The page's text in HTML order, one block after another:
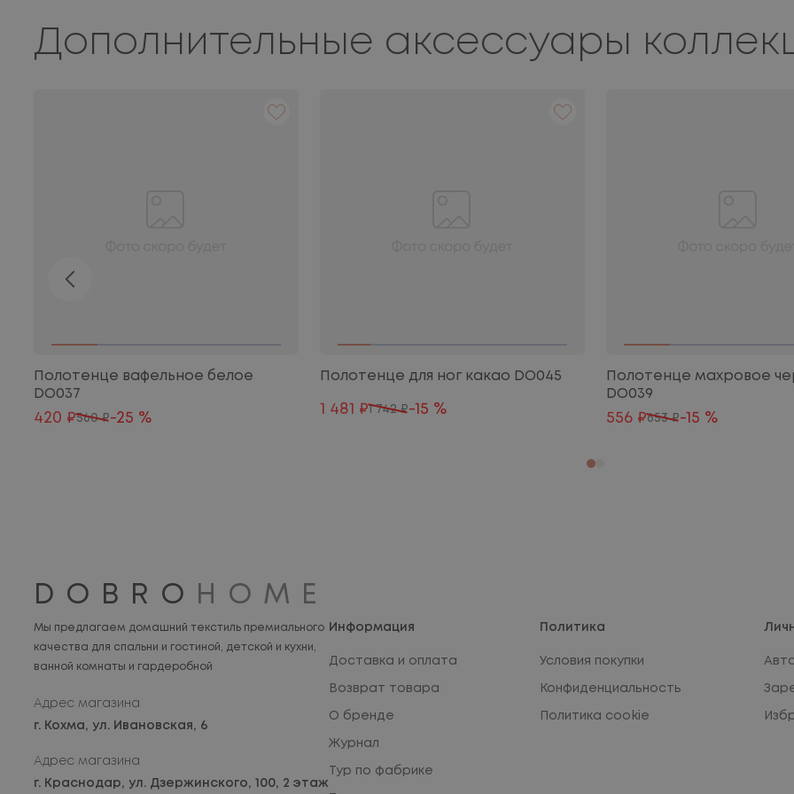
Дополнительные аксессуары
Полотенце вафельное белое
DO037
420 ₽560 ₽-25 %
Полотенце для ног какао DO045
1 481 ₽ 1 742 ₽-15 %
Полотенце махровое
DO039
556 ₽653 ₽-15 %
DOBRO HOME
Мы предлагаем домашний текстиль премиального
качества для спальни и гостиной, детской и кухни,
ванной комнаты и гардеробной
Адрес магазина
г. Кохма, ул. Ивановская, 6
Адрес магазина
г. Краснодар, ул. Дзержинского, 100, 2 этаж
Информация
Доставка и оплата
Возврат товара
О бренде
Журнал
Тур по фабрике
Политика
Условия покупки
Конфиденциальность
Политика cookie